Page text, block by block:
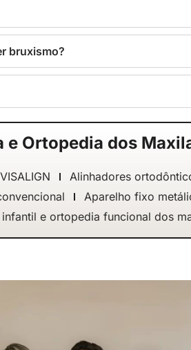
bruxismo?
e Ortopedia dos
Alinhadores
Aparelho fixo
e ortopedia funcional dos